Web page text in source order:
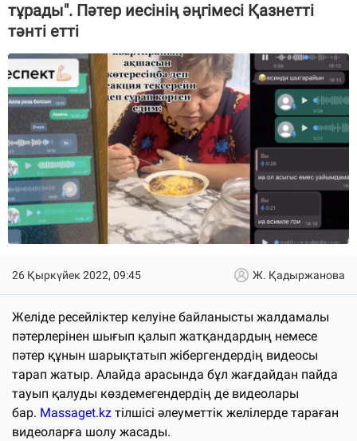
тұрады". Пәтер иесінің әңгімесі Қазнетті
тәнті етті
26 Қыркүйек 2022, 09:45 Ж. Қадыржанова
Желіде ресейліктер келуіне байланысты жалдамалы
пәтерлерінен шығып қалып жатқандардың немесе
пәтер құнын шарықтатып жібергендердің видеосы
тарап жатыр. Алайда арасында бұл жағдайдан пайда
тауып қалуды көздемегендердің де видеолары
бар. Massaget.kz тілшісі әлеуметтік желілерде тараған
видеоларға шолу жасады.